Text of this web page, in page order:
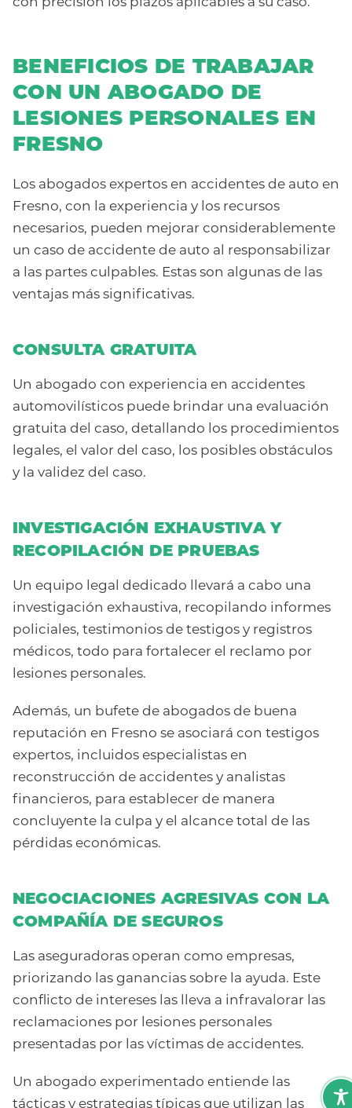
BENEFICIOS DE TRABAJAR
CON UN ABOGADO DE
LESIONES PERSONALES EN
FRESNO
Los abogados expertos en accidentes de auto en
Fresno, con la experiencia y los recursos
necesarios, pueden mejorar considerablemente
un caso de accidente de auto al responsabilizar
a las partes culpables. Estas son algunas de las
ventajas más significativas.
CONSULTA GRATUITA
Un abogado con experiencia en accidentes
automovilísticos puede brindar una evaluación
gratuita del caso, detallando los procedimientos
legales, el valor del caso, los posibles obstáculos
y la validez del caso.
INVESTIGACIÓN EXHAUSTIVA Y
RECOPILACIÓN DE PRUEBAS
Un equipo legal dedicado llevará a cabo una
investigación exhaustiva, recopilando informes
policiales, testimonios de testigos y registros
médicos, todo para fortalecer el reclamo por
lesiones personales.
Además, un bufete de abogados de buena
reputación en Fresno se asociará con testigos
expertos, incluidos especialistas en
reconstrucción de accidentes y analistas
financieros, para establecer de manera
concluyente la culpa y el alcance total de las
pérdidas económicas.
NEGOCIACIONES AGRESIVAS CON LA
COMPAÑÍA DE SEGUROS
Las aseguradoras operan como empresas,
priorizando las ganancias sobre la ayuda. Este
conflicto de intereses las lleva a infravalorar las
reclamaciones por lesiones personales
presentadas por las víctimas de accidentes.
Un abogado experimentado entiende las
tácticas y estrategias típicas que utilizan las